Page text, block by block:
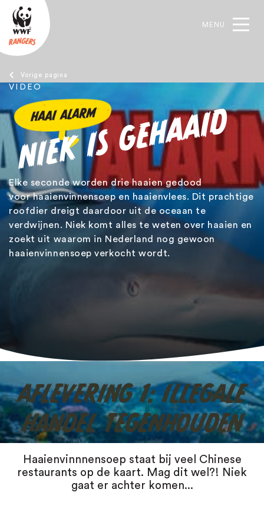
MENU
Bekijk deze video's
VIDEO
NIEK IS GEHAAID
HAAI ALARM
Elke seconde worden drie haaien gedood
voor haaienvinnensoep en haaienvlees. Dit prachtige
roofdier dreigt daardoor uit de oceaan te
verdwijnen. Niek komt alles te weten over haaien en
zoekt uit waarom in Nederland nog gewoon
haaienvinnensoep verkocht wordt.
AFLEVERING 1: ILLEGALE
HANDEL TEGENHOUDEN
Haaienvinnnensoep staat bij veel Chinese
restaurants op de kaart. Mag dit wel?! Niek
gaat er achter komen...
TERUG
Bedreigde dieren
Gorilla
Haai
IJsbeer
Neushoorn
Orang-oetan
Olifant
Ongewervelde dieren
TERUG
Kom in actie
Actietips
Rangeracties
TERUG
Word WWF-Ranger
Wereld Natuur Fonds
Rangeracties
Lees de magazines